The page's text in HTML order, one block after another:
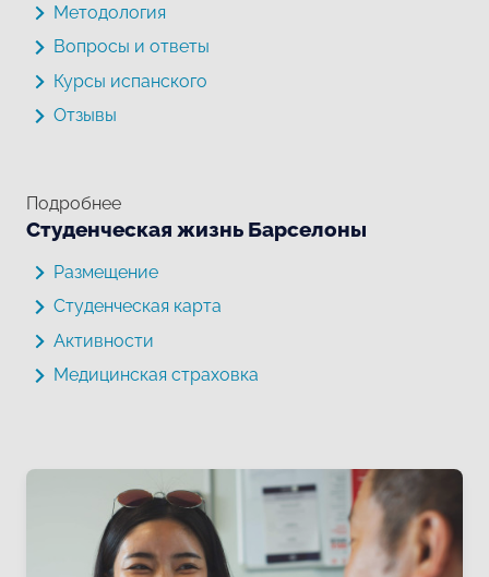
Методология
Вопросы и ответы
Курсы испанского
Отзывы
Подробнее
Студенческая жизнь Барселоны
Размещение
Студенческая карта
Активности
Медицинская страховка